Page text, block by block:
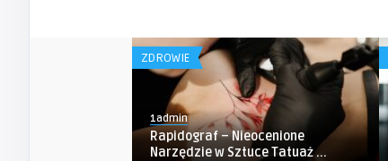
ZDROWIE
1admin
Rapidograf – Nieocenione
Narzędzie w Sztuce Tatuaż ...